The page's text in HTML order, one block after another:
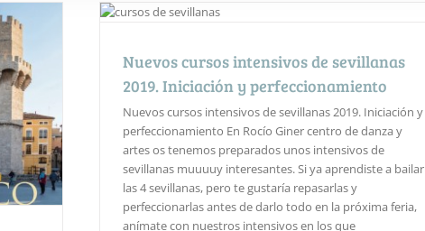
Nuevos cursos intensivos de sevillanas
2019. Iniciación y perfeccionamiento
Nuevos cursos intensivos de sevillanas 2019. Iniciación y
perfeccionamiento En Rocío Giner centro de danza y
artes os tenemos preparados unos intensivos de
sevillanas muuuuy interesantes. Si ya aprendiste a bailar
las 4 sevillanas, pero te gustaría repasarlas y
perfeccionarlas antes de darlo todo en la próxima feria,
anímate con nuestros intensivos en los que